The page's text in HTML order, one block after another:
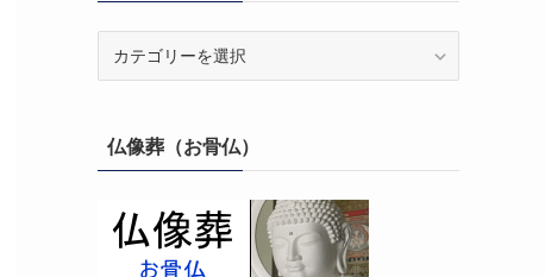
ー仏像葬（お骨仏）